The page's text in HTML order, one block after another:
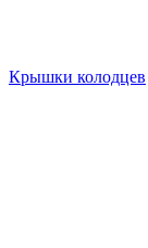
Крышки колодцев